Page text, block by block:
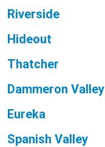
Riverside
Hideout
Thatcher
Dammeron Valley
Eureka
Spanish Valley